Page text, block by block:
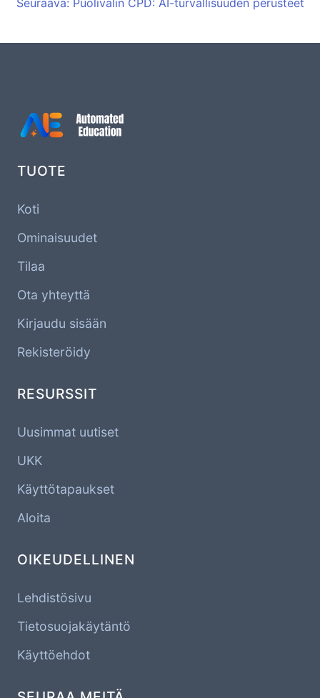
Seuraava: Puolivälin CPD: AI-turvallisuuden perusteet
TUOTE
Koti
Ominaisuudet
Tilaa
Ota yhteyttä
Kirjaudu sisään
Rekisteröidy
RESURSSIT
Uusimmat uutiset
UKK
Käyttötapaukset
Aloita
OIKEUDELLINEN
Lehdistösivu
Tietosuojakäytäntö
Käyttöehdot